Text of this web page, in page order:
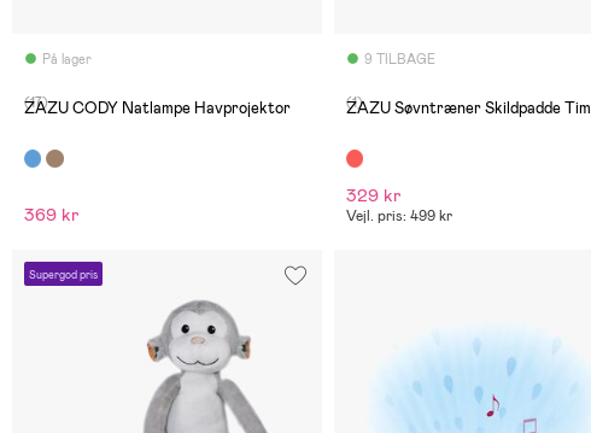
På lager
(17)
ZAZU CODY Natlampe Havprojektor
369 kr
9 TILBAGE
(1)
ZAZU Søvntræner Skildpadde Tim
329 kr
Vejl. pris: 499 kr
Supergod pris